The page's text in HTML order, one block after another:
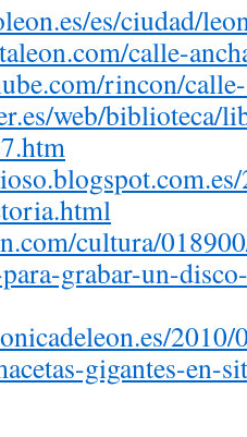
es/ciudad/
calle-
rincon/
web/biblioteca/
cultura/
grabar-un-
gigantes-en-